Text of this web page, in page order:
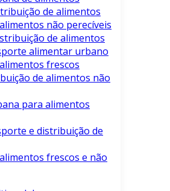
de alimentos
não perecíveis
de alimentos
alimentar urbano
frescos
de alimentos não
para alimentos
e distribuição de
frescos e não